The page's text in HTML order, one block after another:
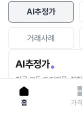
AI추정가
거래사례
AI추정가
전국 모든 토지건물, 집
세요.
홈 가